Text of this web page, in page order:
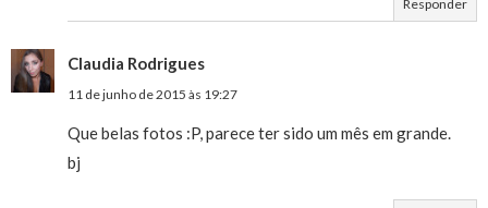
Responder
Claudia Rodrigues
11 de junho de 2015 às 19:27
Que belas fotos :P, parece ter sido um mês em grande.
bj